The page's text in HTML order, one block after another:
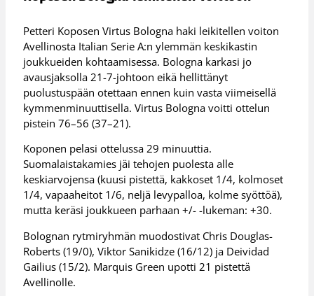
Petteri Koposen Virtus Bologna haki leikitellen voiton
Avellinosta Italian Serie A:n ylemmän keskikastin
joukkueiden kohtaamisessa. Bologna karkasi jo
avausjaksolla 21-7-johtoon eikä hellittänyt
puolustuspään otettaan ennen kuin vasta viimeisellä
kymmenminuuttisella. Virtus Bologna voitti ottelun
pistein 76–56 (37–21).
Koponen pelasi ottelussa 29 minuuttia.
Suomalaistakamies jäi tehojen puolesta alle
keskiarvojensa (kuusi pistettä, kakkoset 1/4, kolmoset
1/4, vapaaheitot 1/6, neljä levypalloa, kolme syöttöä),
mutta keräsi joukkueen parhaan +/- -lukeman: +30.
Bolognan rytmiryhmän muodostivat Chris Douglas-
Roberts (19/0), Viktor Sanikidze (16/12) ja Deividad
Gailius (15/2). Marquis Green upotti 21 pistettä
Avellinolle.